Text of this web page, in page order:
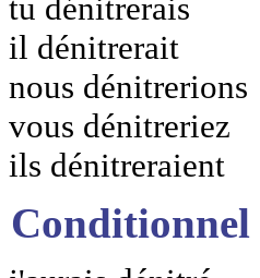
tu dénitrerais
il dénitrerait
nous dénitrerions
vous dénitreriez
ils dénitreraient
Conditionnel